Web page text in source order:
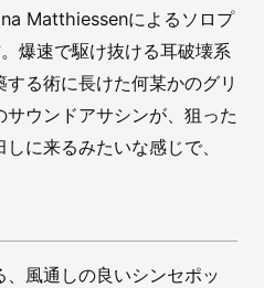
Matthiessenによるソロプ
爆速で駆け抜ける耳破壊系
る術に長けた何某かのグリ
ウンドアサシンが、狙った
に来るみたいな感じで、
風通しの良いシンセポッ